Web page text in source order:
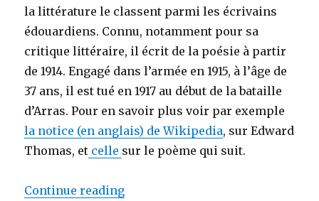
la littérature le classent parmi les écrivains
édouardiens. Connu, notamment pour sa
critique littéraire, il écrit de la poésie à partir
de 1914. Engagé dans l’armée en 1915, à l’âge de
37 ans, il est tué en 1917 au début de la bataille
d’Arras. Pour en savoir plus voir par exemple
la notice (en anglais) de Wikipedia, sur Edward
Thomas, et celle sur le poème qui suit.
Continue reading